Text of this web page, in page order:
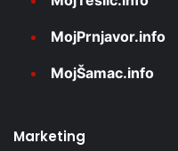
MojPrnjavor.info
MojŠamac.info
Marketing